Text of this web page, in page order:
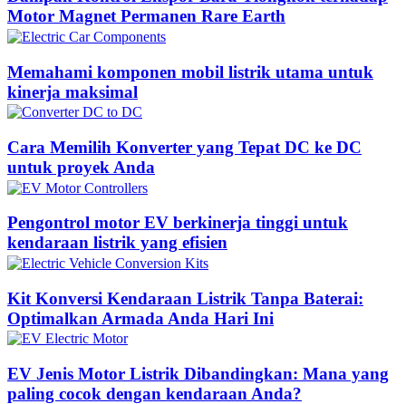
Motor Magnet Permanen Rare Earth
Memahami komponen mobil listrik utama untuk
kinerja maksimal
Cara Memilih Konverter yang Tepat DC ke DC
untuk proyek Anda
Pengontrol motor EV berkinerja tinggi untuk
kendaraan listrik yang efisien
Kit Konversi Kendaraan Listrik Tanpa Baterai:
Optimalkan Armada Anda Hari Ini
EV Jenis Motor Listrik Dibandingkan: Mana yang
paling cocok dengan kendaraan Anda?